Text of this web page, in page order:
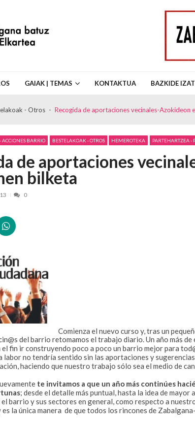
Vecinos Zabalgana Batuz Auzo Elkartea
GAIAK | TEMAS KONTAKTUA BAZKIDE
- Otros Recogida de aportaciones vecinales-Azokideon
BARRIO BESTELAKOAK - OTROS HEMEROTEKA PARTEHARTZEA -
de aportaciones
bilketa
0
Comienza el nuevo curso y, tras un
del barrio retomamos el trabajo diario. Un año más
fin ir construyendo poco a poco un barrio mejor para
labor no tendría sentido sin las aportaciones y
haciendo que nuestro trabajo sólo sea el medio de
te invitamos a que un año más continúes
; desde el detalle más puntual, hasta la idea de
barrio y sus sectores en general, como respecto a
la única manera de que todos los rincones de